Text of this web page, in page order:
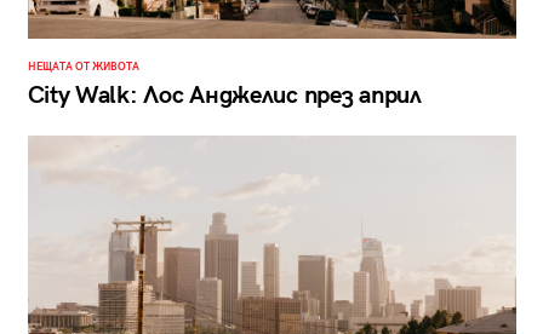
НЕЩАТА ОТ ЖИВОТА
City Walk: Лос Анджелис през април